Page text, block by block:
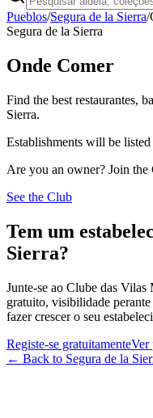
Pueblos/Segura de la Sierra/
Segura de la Sierra
Onde Comer
Find the best restaurantes,
Sierra.
Establishments will be listed
Are you an owner? Join the
See the Club
Tem um
Sierra?
Junte-se ao Clube das
gratuito, visibilidade
fazer crescer o seu
Registe-se gratuitamenteVer
← Back to Segura de la